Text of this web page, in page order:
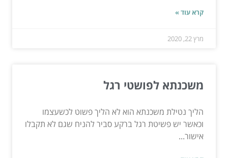
קרא עוד »
מרץ 22, 2020
משכנתא לפושטי רגל
הליך נטילת משכנתא הוא לא הליך פשוט לכשעצמו
וכאשר יש פשיטת רגל ברקע סביר להניח שגם לא תקבלו
אישור...